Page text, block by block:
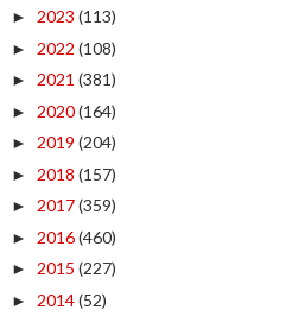
► 2023 (113)
► 2022 (108)
► 2021 (381)
► 2020(164)
► 2019 (204)
► 2018 (157)
► 2017(359)
► 2016(460)
► 2015 (227)
► 2014(52)